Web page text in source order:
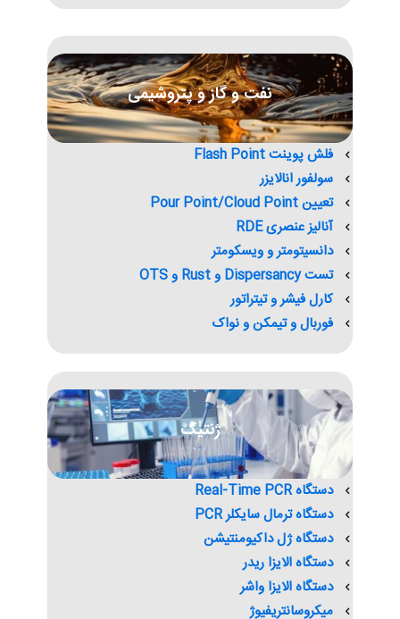
نفت و گاز و پتروشیمی
فلش پوینت Flash Point
سولفور انالایزر
تعیین Pour Point/Cloud Point
آنالیز عنصری RDE
دانسیتومتر و ویسکومتر
تست Dispersancy و Rust و OTS
کارل فیشر و تیتراتور
فوربال و تیمکن و نواک
ژنتیک
دستگاه Real-Time PCR
دستگاه ترمال سایکلر PCR
دستگاه ژل داکیومنتیشن
دستگاه الایزا ریدر
دستگاه الایزا واشر
میکروسانتریفیوژ